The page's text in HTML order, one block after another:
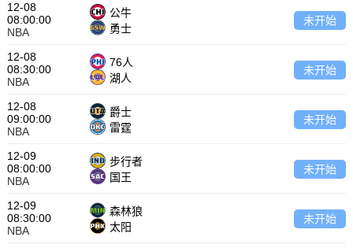
12-08
08:00:00
NBA
公牛
勇士
未开始
12-08
08:30:00
NBA
76人
湖人
未开始
12-08
09:00:00
NBA
爵士
雷霆
未开始
12-09
08:00:00
NBA
步行者
国王
未开始
12-09
08:30:00
NBA
森林狼
太阳
未开始